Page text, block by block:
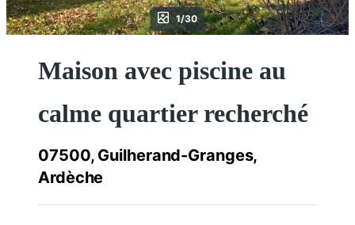
1/30
Maison avec piscine au
calme quartier recherché
07500, Guilherand-Granges,
Ardèche